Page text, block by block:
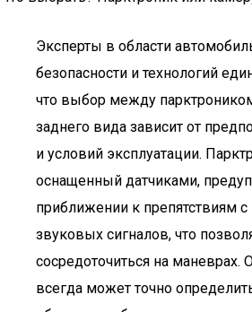
Эксперты в области
безопасности и технологий
что выбор между
заднего вида зависит от
и условий эксплуатации.
оснащенный датчиками,
приближении к препятствиям
звуковых сигналов, что
сосредоточиться на маневрах.
всегда может точно